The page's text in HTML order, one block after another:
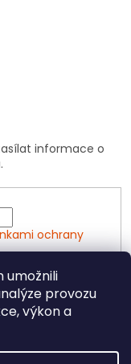
umožnili
provozu
výkon a
informace o
ochrany